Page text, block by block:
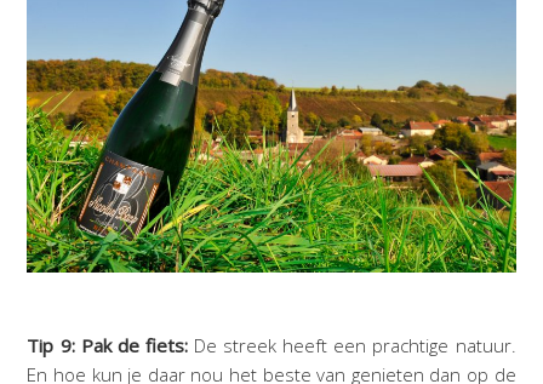
Tip 9: Pak de fiets:De streek heeft een prachtige natuur.
En hoe kun je daar nou het beste van genieten dan op de